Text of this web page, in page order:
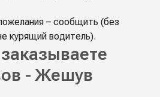
– сообщить (без
курящий водитель).
- Жешув